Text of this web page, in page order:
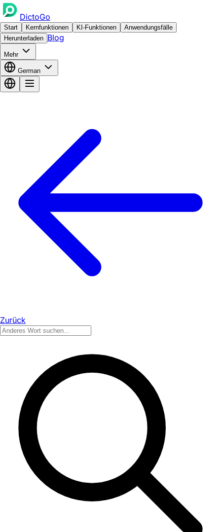
DictoGo
Start Kernfunktionen KI-Funktionen
Anwendungsfälle
Herunterladen Blog
Mehr
German
Zurück